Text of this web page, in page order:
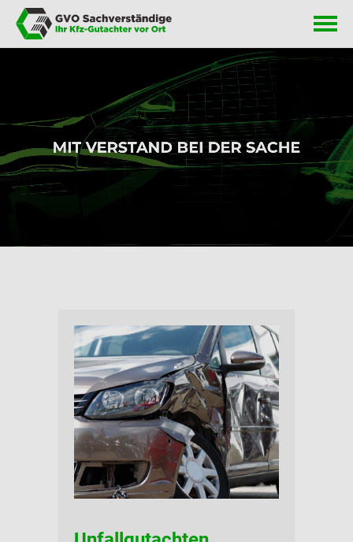
Startseite
Unternehmen
Datenschutz
Impressum